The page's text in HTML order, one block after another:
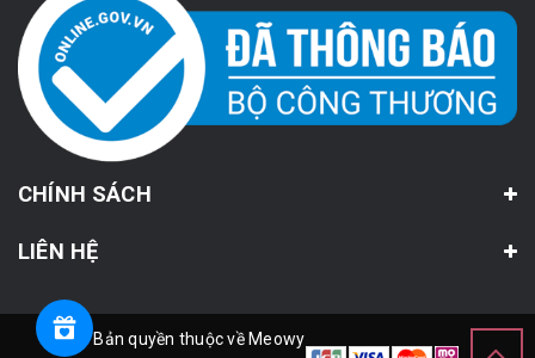
CHÍNH SÁCH
LIÊN HỆ
© Bản quyền thuộc về Meowy